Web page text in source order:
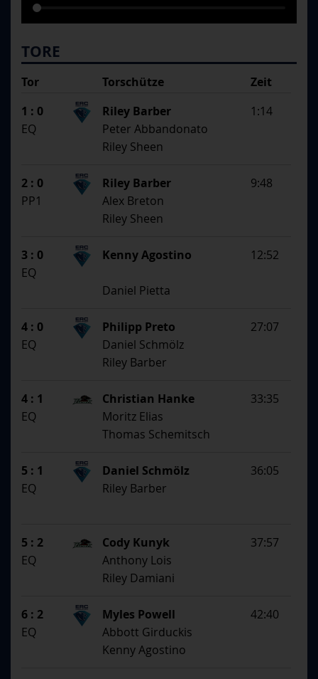
TORE
Tor Zeit
Torschütze
1. Assistent
2. Assistent
SS
1 : 0 1:14
Riley Barber
Peter Abbandonato
Riley Sheen
EQ
2 : 0 9:48
Riley Barber
Alex Breton
Riley Sheen
PP1
3 : 0 12:52
Kenny Agostino
Daniel Pietta
EQ
4 : 0 27:07
Philipp Preto
Daniel Schmölz
Riley Barber
EQ
4 : 1 33:35
Christian Hanke
Moritz Elias
Thomas Schemitsch
EQ
5 : 1 36:05
Daniel Schmölz
Riley Barber
EQ
5 : 2 37:57
Cody Kunyk
Anthony Lois
Riley Damiani
EQ
6 : 2 42:40
Myles Powell
Abbott Girduckis
Kenny Agostino
EQ